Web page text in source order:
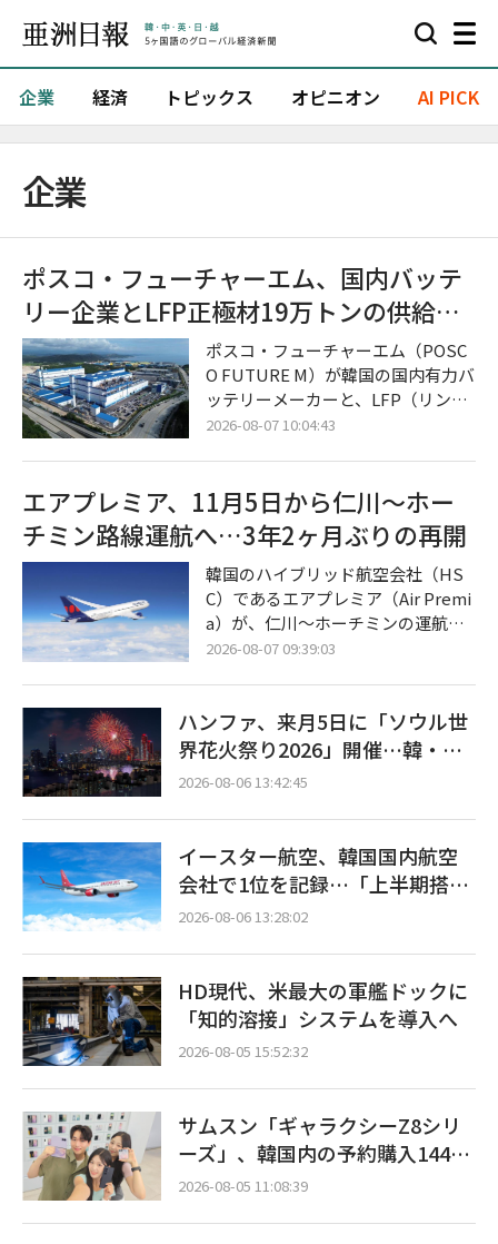
企業 経済 トピックス オピニオン AI PICK
企業
ポスコ・フューチャーエム、国内バッテ
リー企業とLFP正極材19万トンの供給契
約を締結
ポスコ・フューチャーエム（POSC
O FUTURE M）が韓国の国内有力バ
ッテリーメーカーと、LFP（リン酸
鉄リチウム）用正極材の大規模な長
合意は、北米におけるエネルギー貯
蔵システム（ESS）の爆発的な需要
に先手を打って対応するために締結
されたものである。ポスコ・フュー
チャーエムは来年から2032年までの
6年間、19万トン以上のLFP用正極
材を同バッテリー企業に供給する予
ついての詳細な協議を進め、第3四
半期中に正式契
2026-08-07 10:04:43
エアプレミア、11月5日から仁川〜ホー
チミン路線運航へ…3年2ヶ月ぶりの再開
韓国のハイブリッド航空会社（HS
C）であるエアプレミア（Air Premi
a）が、仁川〜ホーチミンの運航を
再開する。同社は7日、今年11月5日
来、約3年2ヶ月ぶりの復活となる。
今回の再開により、両都市間のアク
同社の中長期的な収益戦略にも弾み
がつくことになりそうだ。 エアプレ
ミアによると、同路線は週5回
（月・水・木・土・日）のスケジュ
ールで運航される。仁川国際空港を
午後6時40分に出発し、現地時間の
2026-08-07 09:39:03
ハンファ、来月5日に「ソウル世
界花火祭り2026」開催…韓・
米・英の3カ国が参加
2026-08-06 13:42:45
イースター航空、韓国国内航空
会社で1位を記録…「上半期搭乗
率93%」
2026-08-06 13:28:02
HD現代、米最大の軍艦ドックに
「知的溶接」システムを導入へ
2026-08-05 15:52:32
サムスン「ギャラクシーZ8シリ
ーズ」、韓国内の予約購入144万
台…「過去最多」
2026-08-05 11:08:39